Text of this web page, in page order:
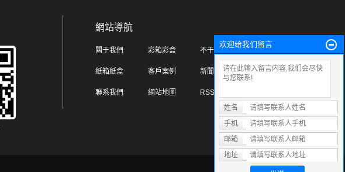
網站導航
關于我們 彩箱彩盒 不干膠標簽
紙箱紙盒 客戶案例 新聞資訊
聯系我們 網站地圖 RSS訂閱
欢迎给我们留言
姓名
手机
邮箱
地址